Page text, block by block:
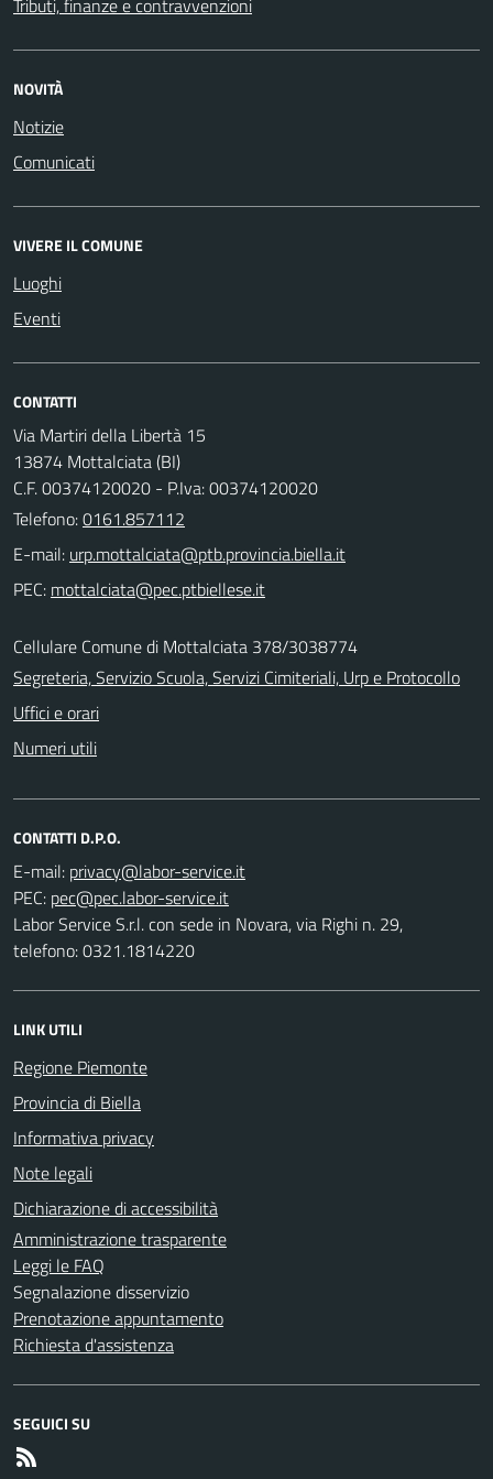
NOVITÀ
Notizie
Comunicati
VIVERE IL COMUNE
Luoghi
Eventi
CONTATTI
Via Martiri della Libertà 15
13874 Mottalciata (BI)
C.F. 00374120020 - P.Iva: 00374120020
Telefono:0161.857112
E-mail:
PEC:
Cellulare Comune di Mottalciata 378/3038774
Segreteria, Servizio Scuola, Servizi Cimiteriali, Urp e Protocollo
Uffici e orari
Numeri utili
CONTATTI D.P.O.
E-mail:
PEC:
Labor Service S.r.l. con sede in Novara, via Righi n. 29,
telefono: 0321.1814220
LINK UTILI
Regione Piemonte
Provincia di Biella
Informativa privacy
Note legali
Dichiarazione di accessibilità
Amministrazione trasparente
Leggi le FAQ
Segnalazione disservizio
Prenotazione appuntamento
Richiesta d'assistenza
SEGUICI SU